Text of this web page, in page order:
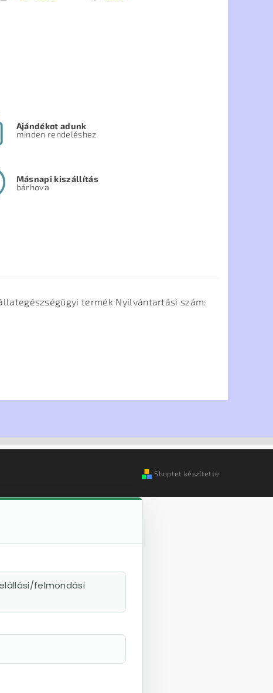
Ajándékot adunk
minden rendeléshez
Másnapi kiszállítás
bárhova
termék Nyilvántartási szám:
Shoptet készítette
felmondási